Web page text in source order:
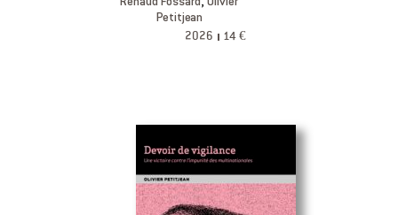
Renaud Fossard Olivier
Petitjean
2026 14 €